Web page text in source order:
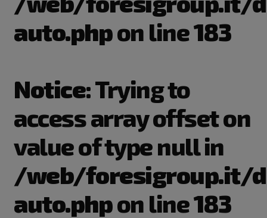
auto.phpon line183
Notice: Trying to
access array offset on
value of type null in
/web/foresigroup.it/
auto.phpon line183